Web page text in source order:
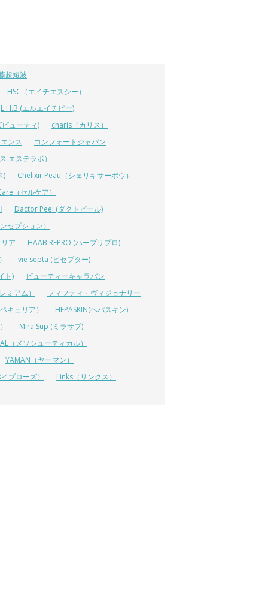
超短波
HSC（エイチエスシー）
L.H.B (エルエイチビー)
ューティ)
charis（カリス）
ンス
コンフォートジャパン
エステラボ）
)
Chelixir Peau（シェリキサーポウ）
（セルケア）
Dactor Peel (ダクトピール)
セプション）
ア
HAAB REPRO (ハーブリプロ)
vie septa (ビセプター)
ト)
ビューティーキャラバン
ミアム）
フィフティ・ヴィジョナリー
キュリア）
HEPASKIN(ヘパスキン)
Mira Sup (ミラサプ)
（メソシューティカル）
YAMAN（ヤーマン）
ブローズ）
Links（リンクス）